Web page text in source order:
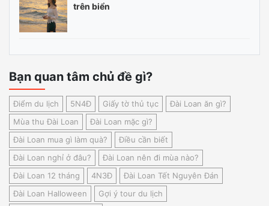
trên biển
Bạn quan tâm chủ đề gì?
Điểm du lịch 5N4Đ Giấy tờ thủ tục
Đài Loan ăn gì?
Mùa thu Đài Loan
Đài Loan mặc gì?
Đài Loan mua gì làm quà?
Điều cần biết
Đài Loan nghỉ ở đâu?
Đài Loan nên đi mùa nào?
Đài Loan 12 tháng
4N3Đ
Đài Loan Tết Nguyên Đán
Đài Loan Halloween
Gợi ý tour du lịch